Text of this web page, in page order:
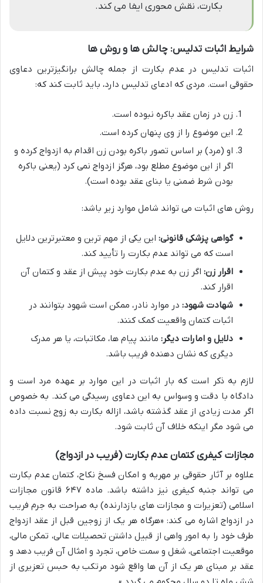
بکارت، نقش محوری ایفا می کند.
شرایط اثبات تدلیس: چالش ها و روش ها
اثبات تدلیس در عدم بکارت از جمله چالش برانگیزترین دعاوی
حقوقی است. مردی که ادعای تدلیس دارد، باید ثابت کند که:
زن در زمان عقد باکره نبوده است.
این موضوع را از وی پنهان کرده است.
او (مرد) بر اساس تصور باکره بودن زن اقدام به ازدواج کرده و
اگر از این موضوع مطلع بود، هرگز ازدواج نمی کرد (یعنی باکره
بودن شرط ضمنی یا بنای عقد بوده است).
روش های اثبات می تواند شامل موارد زیر باشد:
گواهی پزشکی قانونی: این یکی از مهم ترین و معتبرترین دلایل
است که می تواند عدم بکارت را تأیید کند.
اقرار زن: اگر زن به عدم بکارت خود پیش از عقد و کتمان آن
اقرار کند.
شهادت شهود: در موارد نادر، ممکن است شهود بتوانند در
اثبات کتمان واقعیت کمک کنند.
دلایل و امارات دیگر: مانند پیام ها، مکاتبات، یا هر مدرک
دیگری که نشان دهنده فریب باشد.
لازم به ذکر است که بار اثبات در این موارد بر عهده مرد است و
دادگاه با دقت و وسواس به این دعاوی رسیدگی می کند. به خصوص
اگر مدت زیادی از عقد گذشته باشد، ازاله بکارت به زوج نسبت داده
می شود مگر اینکه خلاف آن ثابت شود.
مجازات کیفری کتمان عدم بکارت (فریب در ازدواج)
علاوه بر آثار حقوقی بر مهریه و امکان فسخ نکاح، کتمان عدم بکارت
می تواند جنبه کیفری نیز داشته باشد. ماده ۶۴۷ قانون مجازات
اسلامی (تعزیرات و مجازات های بازدارنده) به صراحت به جرم فریب
در ازدواج اشاره می کند: «هرگاه هر یک از زوجین قبل از عقد ازدواج
طرف خود را به امور واهی از قبیل داشتن تحصیلات عالی، تمکن مالی،
موقعیت اجتماعی، شغل و سمت خاص، تجرد و امثال آن فریب دهد و
عقد بر مبنای هر یک از آن ها واقع شود مرتکب به حبس تعزیری از